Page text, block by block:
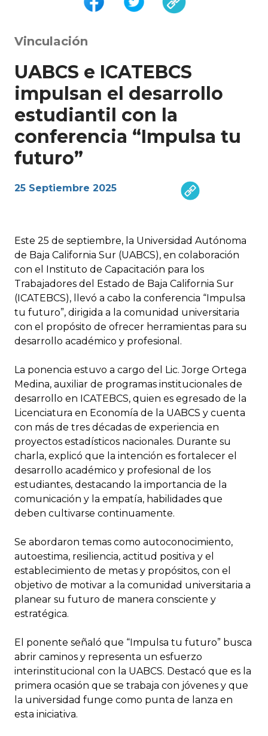
Vinculación
UABCS e ICATEBCS
impulsan el desarrollo
estudiantil con la
conferencia “Impulsa tu
futuro”
25 Septiembre 2025
Este 25 de septiembre, la Universidad Autónoma
de Baja California Sur (UABCS), en colaboración
con el Instituto de Capacitación para los
Trabajadores del Estado de Baja California Sur
(ICATEBCS), llevó a cabo la conferencia “Impulsa
tu futuro”, dirigida a la comunidad universitaria
con el propósito de ofrecer herramientas para su
desarrollo académico y profesional.
La ponencia estuvo a cargo del Lic. Jorge Ortega
Medina, auxiliar de programas institucionales de
desarrollo en ICATEBCS, quien es egresado de la
Licenciatura en Economía de la UABCS y cuenta
con más de tres décadas de experiencia en
proyectos estadísticos nacionales. Durante su
charla, explicó que la intención es fortalecer el
desarrollo académico y profesional de los
estudiantes, destacando la importancia de la
comunicación y la empatía, habilidades que
deben cultivarse continuamente.
Se abordaron temas como autoconocimiento,
autoestima, resiliencia, actitud positiva y el
establecimiento de metas y propósitos, con el
objetivo de motivar a la comunidad universitaria a
planear su futuro de manera consciente y
estratégica.
El ponente señaló que “Impulsa tu futuro” busca
abrir caminos y representa un esfuerzo
interinstitucional con la UABCS. Destacó que es la
primera ocasión que se trabaja con jóvenes y que
la universidad funge como punta de lanza en
esta iniciativa.